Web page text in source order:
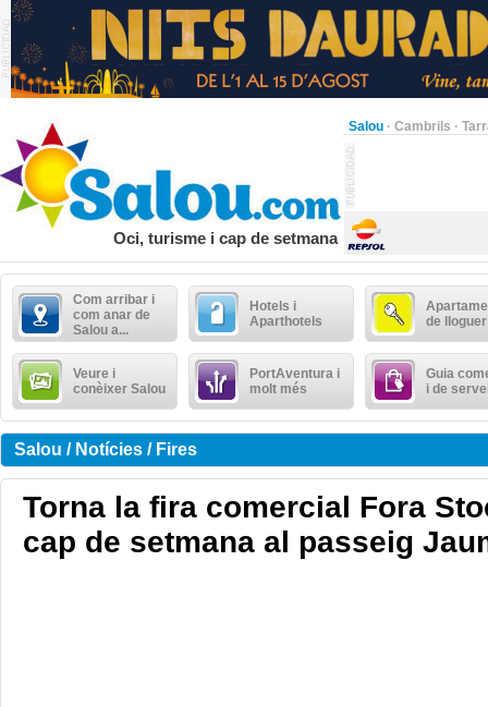
Salou · Cambrils ·
Oci, turisme i cap de setmana
Com arribar i
com anar de
Salou a...
Hotels i
Aparthotels
de lloguer
Veure i
conèixer Salou
PortAventura i
molt més
Guia
i de
Salou / Notícies / Fires
Torna la fira comercial Fora
cap de setmana al passeig